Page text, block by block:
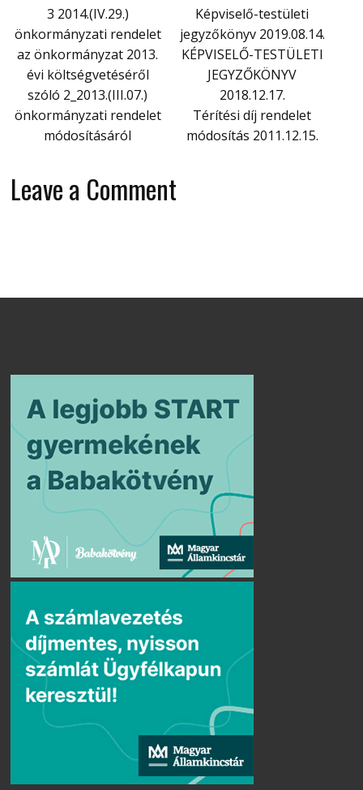
3 2014.(IV.29.)
önkormányzati rendelet
az önkormányzat 2013.
évi költségvetéséről
szóló 2_2013.(III.07.)
önkormányzati rendelet
módosításáról
Képviselő-testületi
jegyzőkönyv 2019.08.14.
KÉPVISELŐ-TESTÜLETI
JEGYZŐKÖNYV
2018.12.17.
Térítési díj rendelet
módosítás 2011.12.15.
Leave a Comment